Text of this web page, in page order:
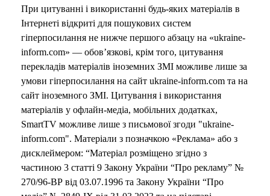
При цитуванні і використанні будь-яких матеріалів в
Інтернеті відкриті для пошукових систем
гіперпосилання не нижче першого абзацу на «ukraine-
inform.com» — обов’язкові, крім того, цитування
перекладів матеріалів іноземних ЗМІ можливе лише за
умови гіперпосилання на сайт ukraine-inform.com та на
сайт іноземного ЗМІ. Цитування і використання
матеріалів у офлайн-медіа, мобільних додатках,
SmartTV можливе лише з письмової згоди "ukraine-
inform.com". Матеріали з позначкою «Реклама» або з
дисклеймером: “Матеріал розміщено згідно з
частиною 3 статті 9 Закону України “Про рекламу” №
270/96-ВР від 03.07.1996 та Закону України “Про